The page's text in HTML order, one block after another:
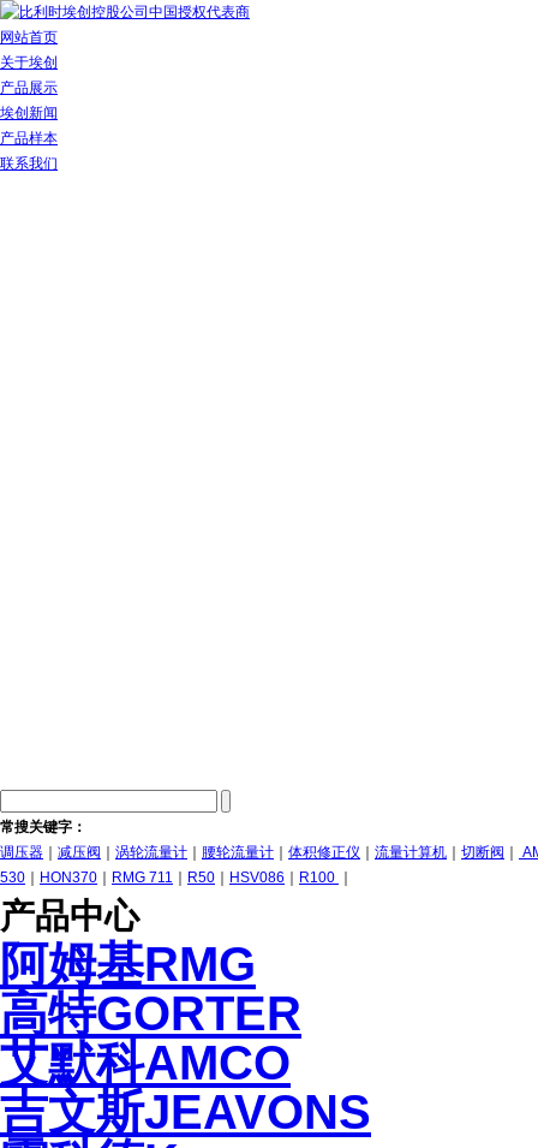
网站首页
关于埃创
产品展示
埃创新闻
产品样本
联系我们
常搜关键字：
调压器
减压阀 涡轮流量计 腰轮流量计 体积修正仪 流量计算机 切断阀
530
HON370 RMG 711 R50 HSV086 R100
产品中心
阿姆基RMG
高特GORTER
艾默科AMCO
吉文斯JEAVONS